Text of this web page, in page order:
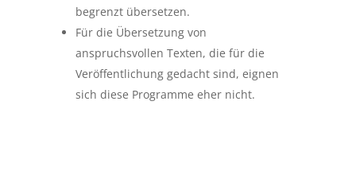
begrenzt übersetzen.
Für die Übersetzung von
anspruchsvollen Texten, die für die
Veröffentlichung gedacht sind, eignen
sich diese Programme eher nicht.